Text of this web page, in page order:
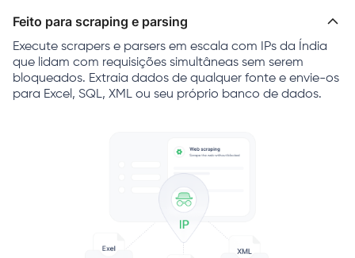
Feito para scraping e parsing
Execute scrapers e parsers em escala com IPs da Índia
que lidam com requisições simultâneas sem serem
bloqueados. Extraia dados de qualquer fonte e envie-os
para Excel, SQL, XML ou seu próprio banco de dados.